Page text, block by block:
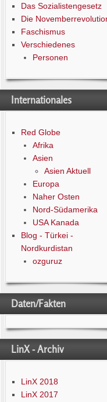
Das Sozialistengesetz
Die
Faschismus
Verschiedenes
Personen
Internationales
Red Globe
Afrika
Asien
Asien Aktuell
Europa
Naher Osten
Nord-Südamerika
USA Kanada
Blog - Türkei -
Nordkurdistan
ozguruz
Daten/Fakten
LinX - Archiv
LinX 2018
LinX 2017